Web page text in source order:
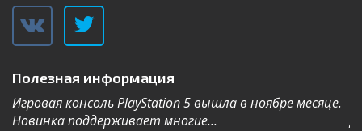
Полезная информация
Игровая консоль PlayStation 5 вышла в ноябре месяце.
Новинка поддерживает многие...